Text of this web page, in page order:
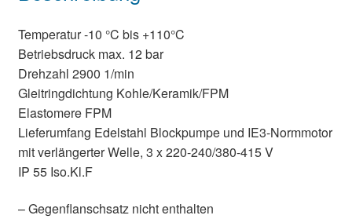
Temperatur -10 °C bis +110°C
Betriebsdruck max. 12 bar
Drehzahl 2900 1/min
Gleitringdichtung Kohle/Keramik/FPM
Elastomere FPM
Lieferumfang Edelstahl Blockpumpe und IE3-Normmotor
mit verlängerter Welle, 3 x 220-240/380-415 V
IP 55 Iso.Kl.F
– Gegenflanschsatz nicht enthalten